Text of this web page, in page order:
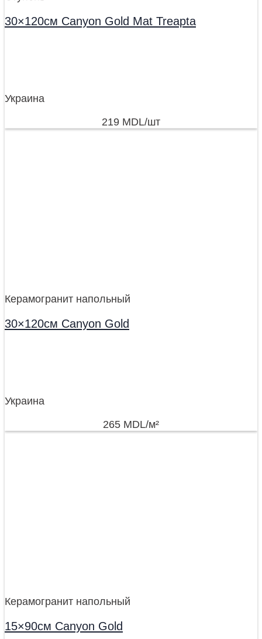
30×120см Canyon Gold Mat Treapta
Украина
219 MDL/шт
Керамогранит напольный
30×120см Canyon Gold
Украина
265 MDL/м²
Керамогранит напольный
15×90см Canyon Gold